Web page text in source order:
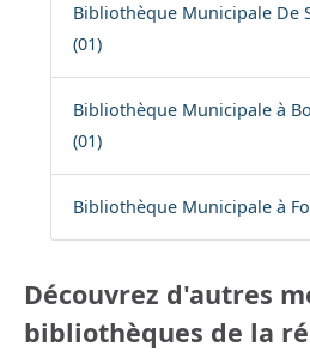
Bibliothèque Municipale De
(01)
Bibliothèque Municipale à
(01)
Bibliothèque Municipale à
Découvrez d'autres
bibliothèques de la